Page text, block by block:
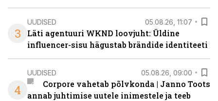
3
UUDISED 05.08.26, 11:07
Läti agentuuri WKND loovjuht: Üldine
influencer-sisu hägustab brändide identiteeti
4
UUDISED 05.08.26, 09:00
Corpore vahetab põlvkonda | Janno Toots
annab juhtimise uutele inimestele ja teeb